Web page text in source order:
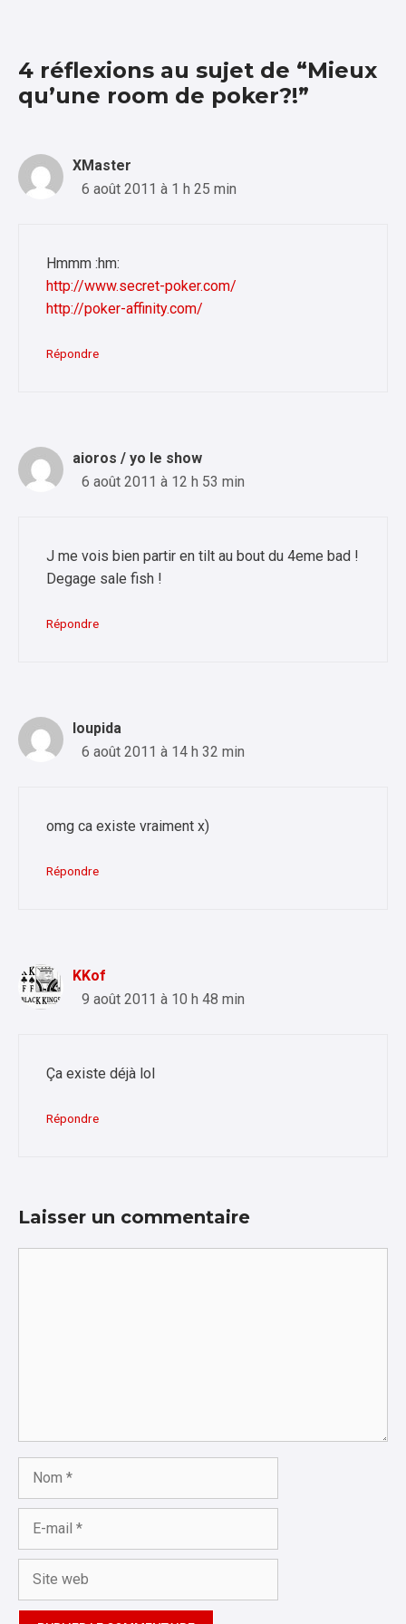
4 réflexions au sujet de “Mieux
qu’une room de poker?!”
XMaster
6 août 2011 à 1 h 25 min
Hmmm :hm:
http://www.secret-poker.com/
http://poker-affinity.com/
Répondre
aioros / yo le show
6 août 2011 à 12 h 53 min
J me vois bien partir en tilt au bout du 4eme bad !
Degage sale fish !
Répondre
loupida
6 août 2011 à 14 h 32 min
omg ca existe vraiment x)
Répondre
KKof
9 août 2011 à 10 h 48 min
Ça existe déjà lol
Répondre
Laisser un commentaire
Nom
Site